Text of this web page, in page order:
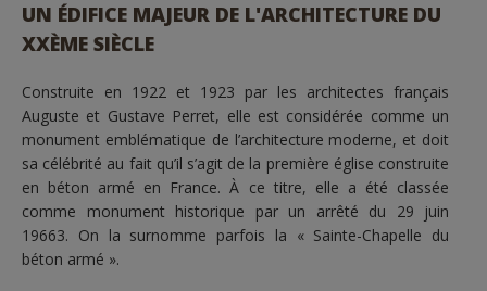
UN ÉDIFICE MAJEUR DE L'ARCHITECTURE DU
XXÈME SIÈCLE
Construite en 1922 et 1923 par les architectes français
Auguste et Gustave Perret, elle est considérée comme un
monument emblématique de l’architecture moderne, et doit
sa célébrité au fait qu’il s’agit de la première église construite
en béton armé en France. À ce titre, elle a été classée
comme monument historique par un arrêté du 29 juin
19663. On la surnomme parfois la « Sainte-Chapelle du
béton armé ».